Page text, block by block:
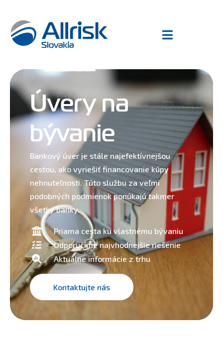
Úvery na
bývanie
Bankový úver je stále najefektívnejšou
cestou, ako vyriešiť financovanie kúpy
nehnuteľnosti. Túto službu za veľmi
podobných podmienok ponúkajú takmer
všetky banky.
Priama cesta ku vlastnému bývaniu
Odporučíme najvhodnejšie riešenie
Aktuálne informácie z trhu
Kontaktujte nás